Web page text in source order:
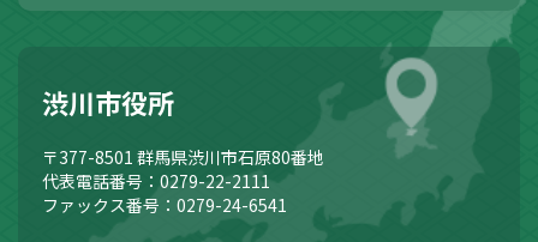
渋川市役所
〒377-8501 群馬県渋川市石原80番地
代表電話番号：0279-22-2111
ファックス番号：0279-24-6541